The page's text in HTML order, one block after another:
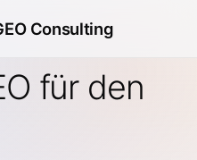
Consulting
für den